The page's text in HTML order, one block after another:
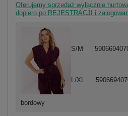
Oferujemy sprzedaż wyłącznie
dopiero po REJESTRACJI i
bordowy
S/M
L/XL